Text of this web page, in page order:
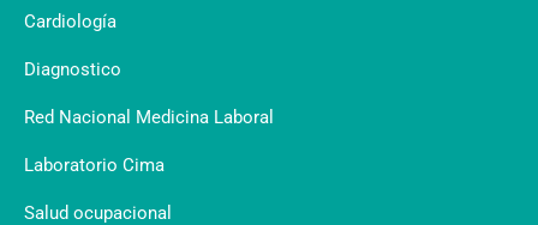
Cardiología
Diagnostico
Red Nacional Medicina Laboral
Laboratorio Cima
Salud ocupacional